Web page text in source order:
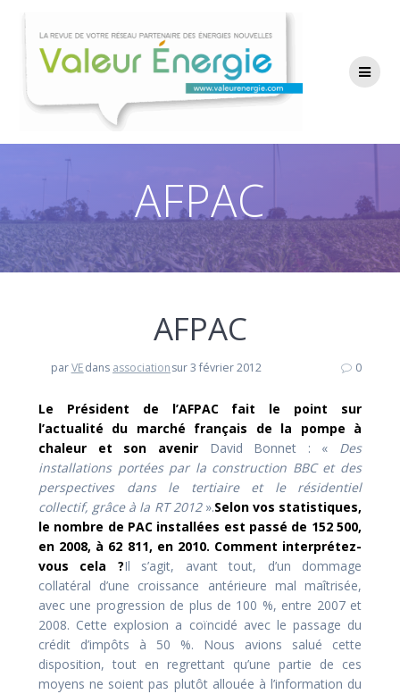
contenu
AFPAC
AFPAC
parVEdans associationsur 3 février 2012 0
Le Président de l’AFPAC fait le point sur
l’actualité du marché français de la pompe à
chaleur et son avenir David Bonnet : « Des
installations portées par la construction BBC et des
perspectives dans le tertiaire et le résidentiel
collectif, grâce à la RT 2012 ».Selon vos statistiques,
le nombre de PAC installées est passé de 152 500,
en 2008, à 62 811, en 2010. Comment interprétez-
vous cela ?Il s’agit, avant tout, d’un dommage
collatéral d’une croissance antérieure mal maîtrisée,
avec une progression de plus de 100 %, entre 2007 et
2008. Cette explosion a coïncidé avec le passage du
crédit d’impôts à 50 %. Nous avions salué cette
disposition, tout en regrettant qu’une partie de ces
moyens ne soient pas plutôt allouée à l’information du